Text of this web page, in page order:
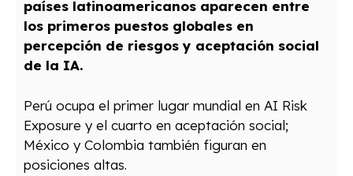
países latinoamericanos aparecen entre
los primeros puestos globales en
percepción de riesgos y aceptación social
de la IA.
Perú ocupa el primer lugar mundial en AI Risk
Exposure y el cuarto en aceptación social;
México y Colombia también figuran en
posiciones altas.